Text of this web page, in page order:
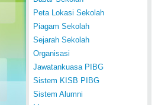
Peta Lokasi Sekolah
Piagam Sekolah
Sejarah Sekolah
Organisasi
Jawatankuasa PIBG
Sistem KISB PIBG
Sistem Alumni